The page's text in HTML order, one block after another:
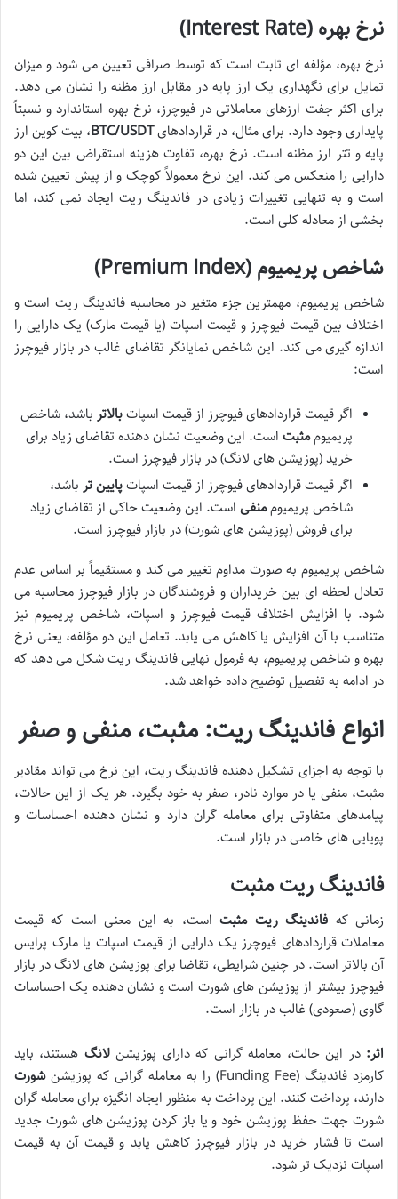
نرخ بهره (Interest Rate)
نرخ بهره، مؤلفه ای ثابت است که توسط صرافی تعیین می شود و میزان
تمایل برای نگهداری یک ارز پایه در مقابل ارز مظنه را نشان می دهد.
برای اکثر جفت ارزهای معاملاتی در فیوچرز، نرخ بهره استاندارد و نسبتاً
پایداری وجود دارد. برای مثال، در قراردادهایBTC/USDT، بیت کوین ارز
پایه و تتر ارز مظنه است. نرخ بهره، تفاوت هزینه استقراض بین این دو
دارایی را منعکس می کند. این نرخ معمولاً کوچک و از پیش تعیین شده
است و به تنهایی تغییرات زیادی در فاندینگ ریت ایجاد نمی کند، اما
بخشی از معادله کلی است.
شاخص پریمیوم (Premium Index)
شاخص پریمیوم، مهمترین جزء متغیر در محاسبه فاندینگ ریت است و
اختلاف بین قیمت فیوچرز و قیمت اسپات (یا قیمت مارک) یک دارایی را
اندازه گیری می کند. این شاخص نمایانگر تقاضای غالب در بازار فیوچرز
است:
اگر قیمت قراردادهای فیوچرز از قیمت اسپاتبالاتر باشد، شاخص
پریمیوممثبت است. این وضعیت نشان دهنده تقاضای زیاد برای
خرید (پوزیشن های لانگ) در بازار فیوچرز است.
اگر قیمت قراردادهای فیوچرز از قیمت اسپاتپایین تر باشد،
شاخص پریمیوممنفی است. این وضعیت حاکی از تقاضای زیاد
برای فروش (پوزیشن های شورت) در بازار فیوچرز است.
شاخص پریمیوم به صورت مداوم تغییر می کند و مستقیماً بر اساس عدم
تعادل لحظه ای بین خریداران و فروشندگان در بازار فیوچرز محاسبه می
شود. با افزایش اختلاف قیمت فیوچرز و اسپات، شاخص پریمیوم نیز
متناسب با آن افزایش یا کاهش می یابد. تعامل این دو مؤلفه، یعنی نرخ
بهره و شاخص پریمیوم، به فرمول نهایی فاندینگ ریت شکل می دهد که
در ادامه به تفصیل توضیح داده خواهد شد.
انواع فاندینگ ریت: مثبت، منفی و صفر
با توجه به اجزای تشکیل دهنده فاندینگ ریت، این نرخ می تواند مقادیر
مثبت، منفی یا در موارد نادر، صفر به خود بگیرد. هر یک از این حالات،
پیامدهای متفاوتی برای معامله گران دارد و نشان دهنده احساسات و
پویایی های خاصی در بازار است.
فاندینگ ریت مثبت
زمانی که فاندینگ ریت مثبتاست، به این معنی است که قیمت
معاملات قراردادهای فیوچرز یک دارایی از قیمت اسپات یا مارک پرایس
آن بالاتر است. در چنین شرایطی، تقاضا برای پوزیشن های لانگ در بازار
فیوچرز بیشتر از پوزیشن های شورت است و نشان دهنده یک احساسات
گاوی (صعودی) غالب در بازار است.
اثر: در این حالت، معامله گرانی که دارای پوزیشنلانگ هستند، باید
کارمزد فاندینگ (Funding Fee) را به معامله گرانی که پوزیشن
شورت
دارند، پرداخت کنند. این پرداخت به منظور ایجاد انگیزه برای معامله گران
شورت جهت حفظ پوزیشن خود و یا باز کردن پوزیشن های شورت جدید
است تا فشار خرید در بازار فیوچرز کاهش یابد و قیمت آن به قیمت
اسپات نزدیک تر شود.